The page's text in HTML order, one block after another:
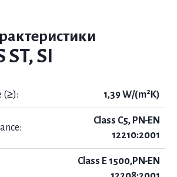
SI
(≥): 1,39 W/(m²K)
Class C5, PN-EN
12210:2001
Class E 1500,PN-EN